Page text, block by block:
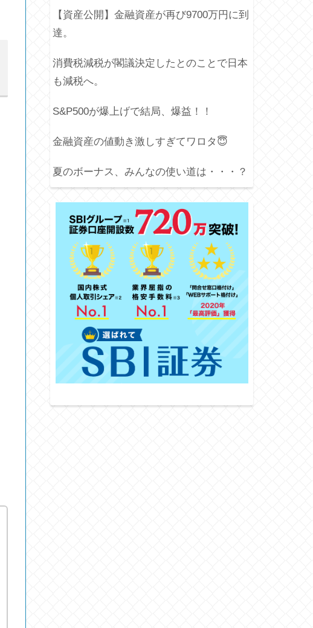
【資産公開】金融資産が再び9700万円に到
達。
消費税減税が閣議決定したとのことで日本
も減税へ。
S&P500が爆上げで結局、爆益！！
金融資産の値動き激しすぎてワロタ😇
夏のボーナス、みんなの使い道は・・・？